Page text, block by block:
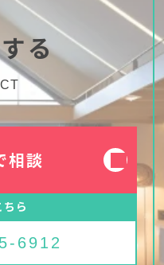
する
相談
ら
6912